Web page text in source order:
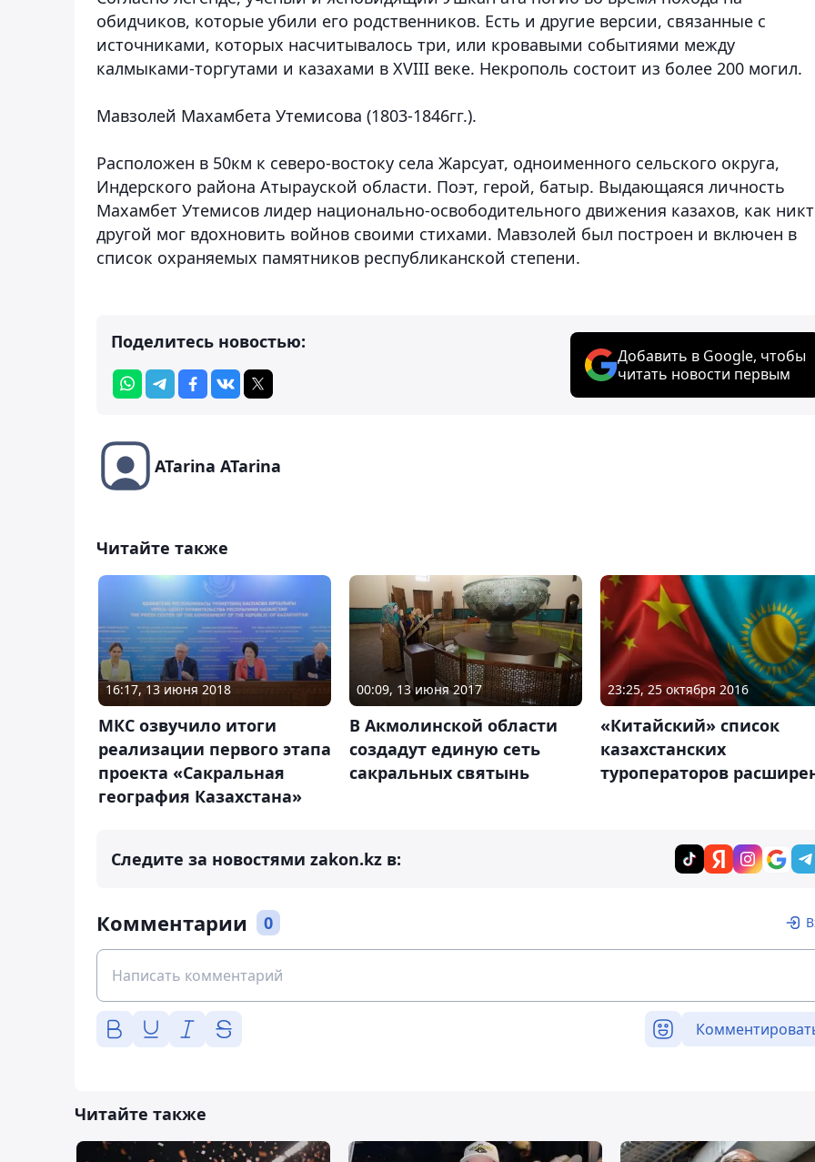
обидчиков, которые убили его родственников. Есть и другие версии, связанные с
источниками, которых насчитывалось три, или кровавыми событиями между
калмыками-торгутами и казахами в XVIII веке. Некрополь состоит из более 200 могил.
Мавзолей Махамбета Утемисова (1803-1846гг.).
Расположен в 50км к северо-востоку села Жарсуат, одноименного сельского округа,
Индерского района Атырауской области. Поэт, герой, батыр. Выдающаяся личность
Махамбет Утемисов лидер национально-освободительного движения казахов, как
другой мог вдохновить войнов своими стихами. Мавзолей был построен и включен в
список охраняемых памятников республиканской степени.
Поделитесь новостью:
Добавить в Google, чтобы
читать новости первым
ATarina ATarina
Читайте также
16:17, 13 июня 2018
МКС озвучило итоги
реализации первого этапа
проекта «Сакральная
география Казахстана»
00:09, 13 июня 2017
В Акмолинской области
создадут единую сеть
сакральных святынь
23:25, 25 октября 2016
«Китайский» список
казахстанских
туроператоров
Следите за новостями zakon.kz в:
Комментарии 0
Читайте также